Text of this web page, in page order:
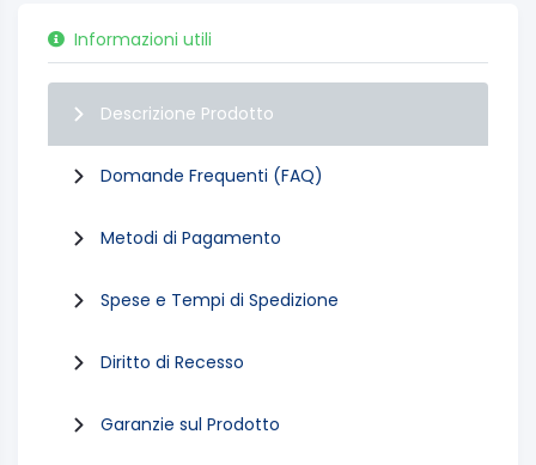
Informazioni utili
Descrizione Prodotto
Domande Frequenti (FAQ)
Metodi di Pagamento
Spese e Tempi di Spedizione
Diritto di Recesso
Garanzie sul Prodotto